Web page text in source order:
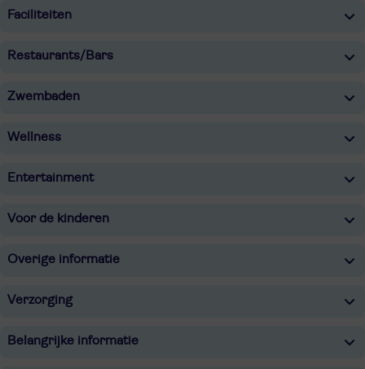
Faciliteiten
Restaurants/Bars
Zwembaden
Wellness
Entertainment
Voor de kinderen
Overige informatie
Verzorging
Belangrijke informatie